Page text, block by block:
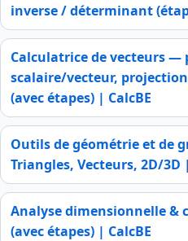
inverse / déterminant
Calculatrice de vecteurs —
scalaire/vecteur,
(avec étapes) | CalcBE
Outils de géométrie et de
Triangles, Vecteurs, 2D/3D
Analyse dimensionnelle &
(avec étapes) | CalcBE